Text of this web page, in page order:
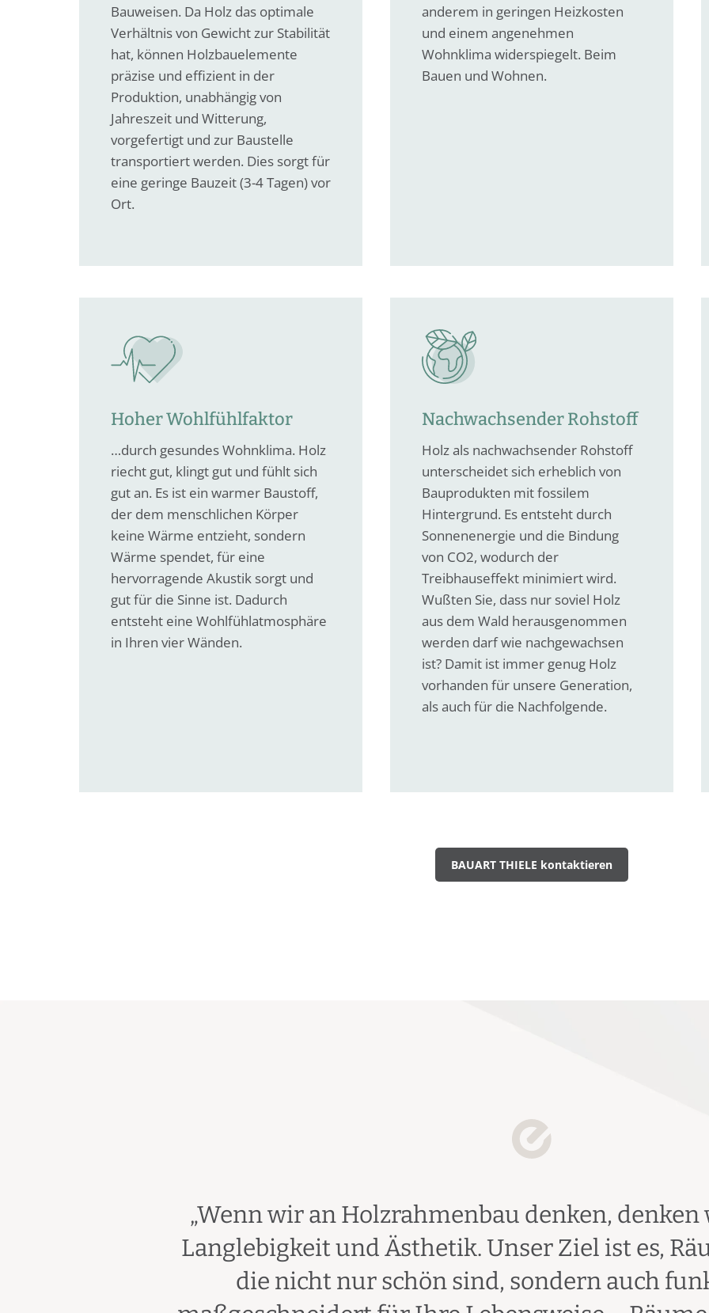
Bauweisen. Da Holz das optimale
Verhältnis von Gewicht zur Stabilität
hat, können Holzbauelemente
präzise und effizient in der
Produktion, unabhängig von
Jahreszeit und Witterung,
vorgefertigt und zur Baustelle
transportiert werden. Dies sorgt für
eine geringe Bauzeit (3-4 Tagen) vor
Ort.
anderem in geringen Heizkosten
und einem angenehmen
Wohnklima widerspiegelt. Beim
Bauen und Wohnen.
Hoher Wohlfühlfaktor
…durch gesundes Wohnklima. Holz
riecht gut, klingt gut und fühlt sich
gut an. Es ist ein warmer Baustoff,
der dem menschlichen Körper
keine Wärme entzieht, sondern
Wärme spendet, für eine
hervorragende Akustik sorgt und
gut für die Sinne ist. Dadurch
entsteht eine Wohlfühlatmosphäre
in Ihren vier Wänden.
Nachwachsender Rohstoff
Holz als nachwachsender Rohstoff
unterscheidet sich erheblich von
Bauprodukten mit fossilem
Hintergrund. Es entsteht durch
Sonnenenergie und die Bindung
von CO2, wodurch der
Treibhauseffekt minimiert wird.
Wußten Sie, dass nur soviel Holz
aus dem Wald herausgenommen
werden darf wie nachgewachsen
ist? Damit ist immer genug Holz
vorhanden für unsere Generation,
als auch für die Nachfolgende.
BAUART THIELE kontaktieren
„Wenn wir an Holzrahmenbau denken,
Langlebigkeit und Ästhetik. Unser Ziel ist es,
die nicht nur schön sind, sondern auch